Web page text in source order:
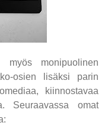
monipuolinen
osien lisäksi parin
kiinnostavaa
Seuraavassa omat